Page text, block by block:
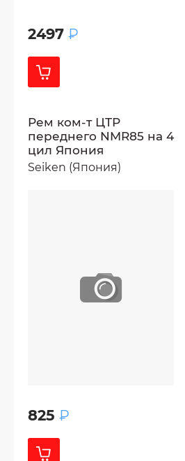
2497 ₽
Рем ком-т ЦТР
переднего NMR85 на 4
цил Япония
Seiken (Япония)
825 ₽